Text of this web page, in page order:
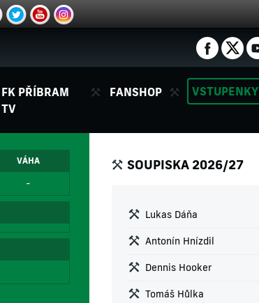
FK PŘÍBRAM
TV
FANSHOP VSTUPENKY
VÁHA
-
SOUPISKA 2026/27
Lukas Dáňa
Antonín Hnízdil
Dennis Hooker
Tomáš Hůlka